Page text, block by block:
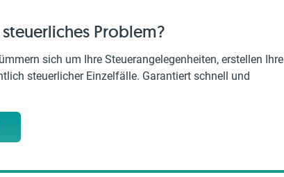
Problem?
sich um Ihre Steuerangelegenheiten, erstellen Ihre
steuerlicher Einzelfälle. Garantiert schnell und